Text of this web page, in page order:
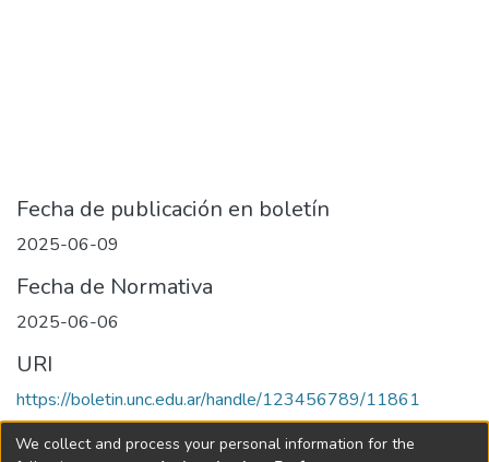
Fecha de publicación en boletín
2025-06-09
Fecha de Normativa
2025-06-06
URI
https://boletin.unc.edu.ar/handle/123456789/11861
Collections
We collect and process your personal information for the